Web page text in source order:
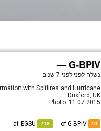
G-BPIV —
נשלח לפני לפני 7 שנים
with Spitfires and Hurricane.
Duxford, UK.
Photo: 11.07.2015
10
718
EGSU